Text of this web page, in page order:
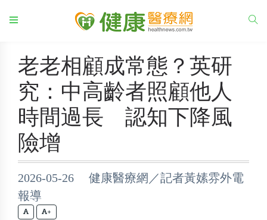
老老相顧成常態？英研
究：中高齡者照顧他人
時間過長 認知下降風
險增
2026-05-26 健康醫療網／記者黃嫊雰外電
報導
+